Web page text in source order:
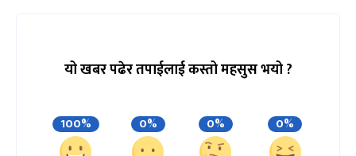
यो खबर पढेर तपाईलाई कस्तो महसुस भयो ?
100% 0% 0% 0%